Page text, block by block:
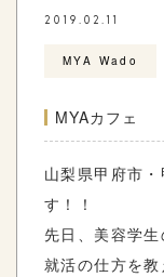
2019.02.11
MYA Wado
MYAカフェ
山梨県甲府市
す！！
先日、美容学
就活の仕方を教